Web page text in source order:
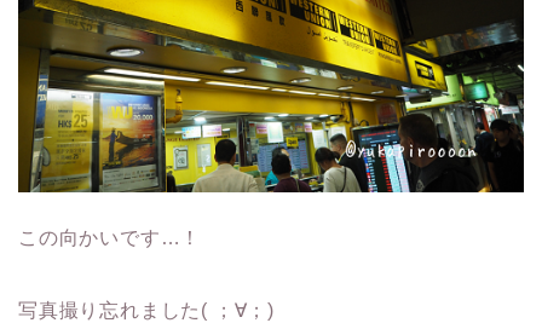
この向かいです…！
写真撮り忘れました( ；∀；)